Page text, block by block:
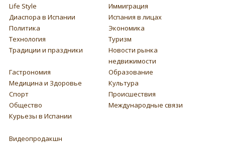
Life Style
Иммиграция
Диаспора в Испании
Испания в лицах
Политика
Экономика
Технология
Туризм
Традиции и праздники
Новости рынка
недвижимости
Гастрономия
Образование
Медицина и Здоровье
Культура
Спорт
Происшествия
Общество
Международные связи
Курьезы в Испании
Видеопродакшн